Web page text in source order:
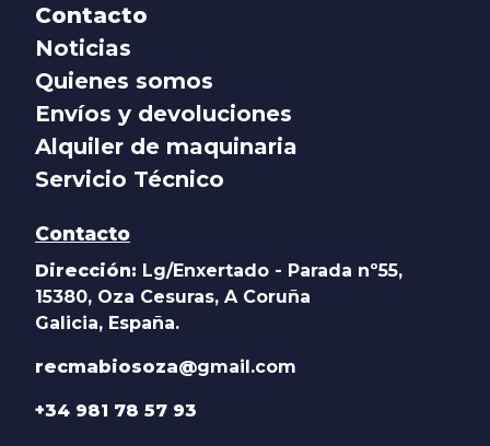
Contacto
Noticias
Quienes somos
Envíos y devoluciones
Alquiler de maquinaria
Servicio Técnico
Contacto
Dirección: Lg/Enxertado - Parada nº55,
15380, Oza Cesuras, A Coruña
Galicia, España.
recmabiosoza@gmail.com
+34 981 78 57 93